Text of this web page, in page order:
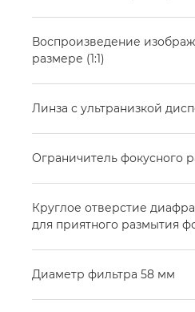
Воспроизведение
размере (1:1)
Линза с ультранизкой
Ограничитель фокусного
Круглое отверстие
для приятного размытия
Диаметр фильтра 58 мм